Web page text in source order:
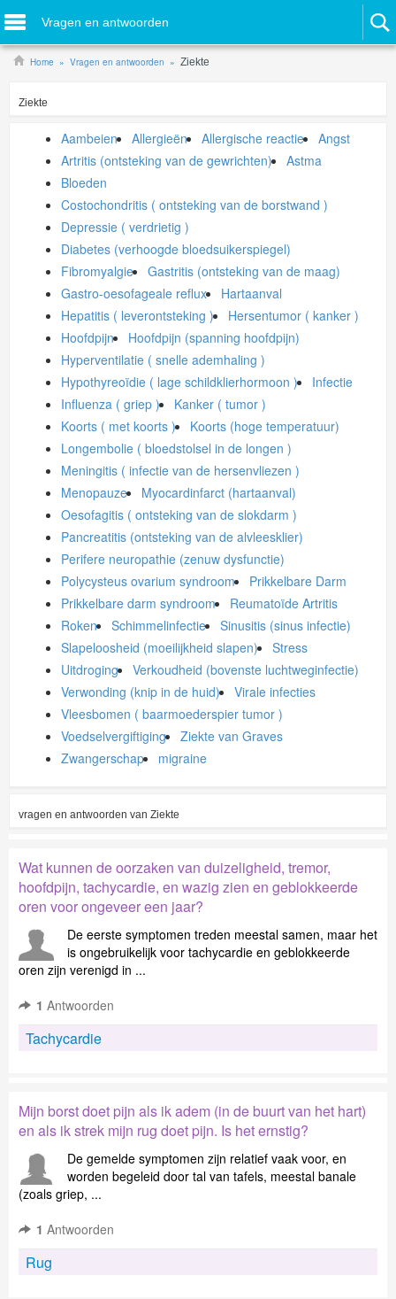
Vragen en antwoorden
Home Vragen en antwoorden Ziekte
Ziekte
Aambeien Allergieën Allergische reactie
Angst
Artritis (ontsteking van de gewrichten)
Astma
Bloeden
Costochondritis ( ontsteking van de borstwand )
Depressie ( verdrietig )
Diabetes (verhoogde bloedsuikerspiegel)
Fibromyalgie
Gastritis (ontsteking van de maag)
Gastro-oesofageale reflux
Hartaanval
Hepatitis ( leverontsteking )
Hersentumor ( kanker )
Hoofdpijn
Hoofdpijn (spanning hoofdpijn)
Hyperventilatie ( snelle ademhaling )
Hypothyreoïdie ( lage schildklierhormoon )
Infectie
Influenza ( griep )
Kanker ( tumor )
Koorts ( met koorts )
Koorts (hoge temperatuur)
Longembolie ( bloedstolsel in de longen )
Meningitis ( infectie van de hersenvliezen )
Menopauze
Myocardinfarct (hartaanval)
Oesofagitis ( ontsteking van de slokdarm )
Pancreatitis (ontsteking van de alvleesklier)
Perifere neuropathie (zenuw dysfunctie)
Polycysteus ovarium syndroom
Prikkelbare Darm
Prikkelbare darm syndroom
Reumatoïde Artritis
Roken
Schimmelinfectie
Sinusitis (sinus infectie)
Slapeloosheid (moeilijkheid slapen)
Stress
Uitdroging
Verkoudheid (bovenste luchtweginfectie)
Verwonding (knip in de huid)
Virale infecties
Vleesbomen ( baarmoederspier tumor )
Voedselvergiftiging
Ziekte van Graves
Zwangerschap
migraine
vragen en antwoorden van Ziekte
Wat kunnen de oorzaken van duizeligheid, tremor,
hoofdpijn, tachycardie, en wazig zien en geblokkeerde
oren voor ongeveer een jaar?
De eerste symptomen treden meestal samen, maar het
is ongebruikelijk voor tachycardie en geblokkeerde
oren zijn verenigd in ...
1 Antwoorden
Tachycardie
Mijn borst doet pijn als ik adem (in de buurt van het hart)
en als ik strek mijn rug doet pijn. Is het ernstig?
De gemelde symptomen zijn relatief vaak voor, en
worden begeleid door tal van tafels, meestal banale
(zoals griep, ...
1 Antwoorden
Rug